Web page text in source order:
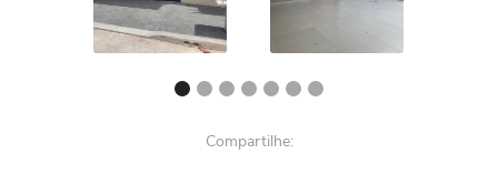
Compartilhe: